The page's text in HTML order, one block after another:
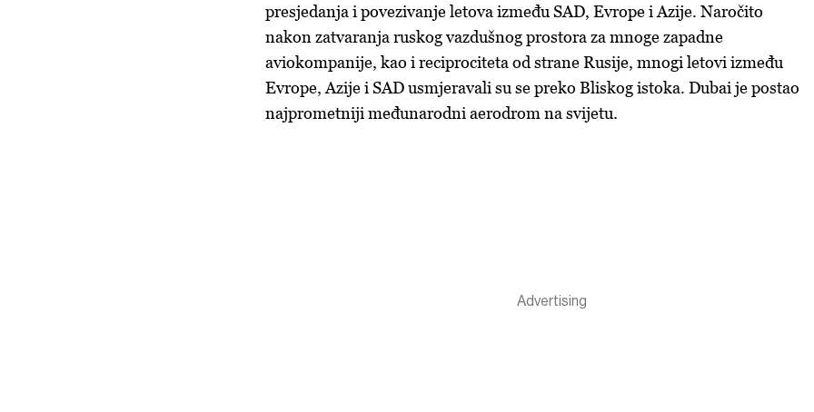
presjedanja i povezivanje letova između SAD, Evrope i Azije. Naročito
nakon zatvaranja ruskog vazdušnog prostora za mnoge zapadne
aviokompanije, kao i reciprociteta od strane Rusije, mnogi letovi između
Evrope, Azije i SAD usmjeravali su se preko Bliskog istoka. Dubai je postao
najprometniji međunarodni aerodrom na svijetu.